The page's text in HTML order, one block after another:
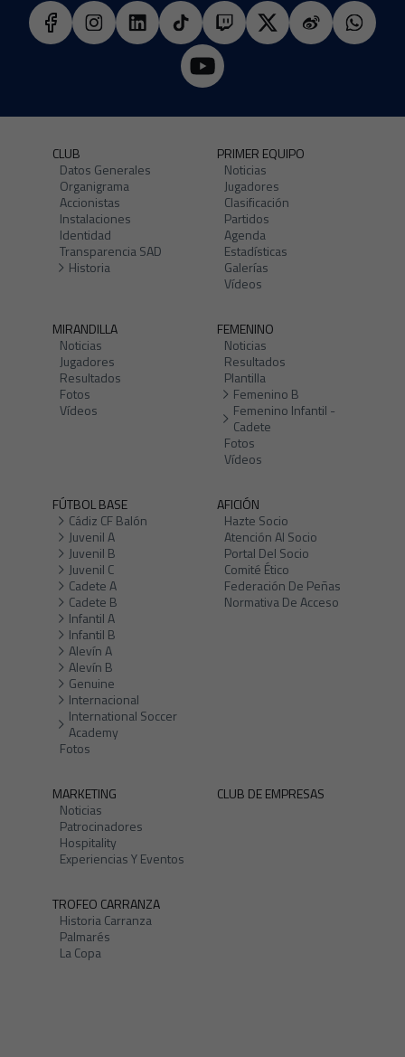
CLUB
Datos Generales
Organigrama
Accionistas
Instalaciones
Identidad
Transparencia SAD
Historia
PRIMER EQUIPO
Noticias
Jugadores
Clasificación
Partidos
Agenda
Estadísticas
Galerías
Vídeos
MIRANDILLA
Noticias
Jugadores
Resultados
Fotos
Vídeos
FEMENINO
Noticias
Resultados
Plantilla
Femenino B
Femenino Infantil -
Cadete
Fotos
Vídeos
FÚTBOL BASE
Cádiz CF Balón
Juvenil A
Juvenil B
Juvenil C
Cadete A
Cadete B
Infantil A
Infantil B
Alevín A
Alevín B
Genuine
Internacional
International Soccer
Academy
Fotos
AFICIÓN
Hazte Socio
Atención Al Socio
Portal Del Socio
Comité Ético
Federación De Peñas
Normativa De Acceso
MARKETING
Noticias
Patrocinadores
Hospitality
Experiencias Y Eventos
CLUB DE EMPRESAS
TROFEO CARRANZA
Historia Carranza
Palmarés
La Copa